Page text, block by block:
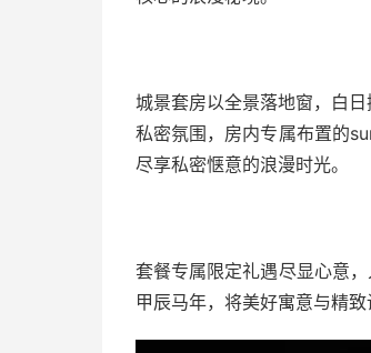
城景套房以全景落地窗，白
私密氛围，房内专属布置的
尽享私密惬意的浪漫时光。
套餐专属限定礼遇尽显心意
甲辰马年，将美好寓意与精